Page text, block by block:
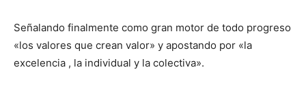
Señalando finalmente como gran motor de todo progreso
«los valores que crean valor» y apostando por «la
excelencia , la individual y la colectiva».